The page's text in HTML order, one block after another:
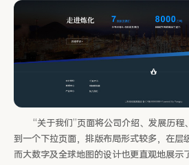
“关于我们”页面将公司介绍、发展历
到一个下拉页面，排版布局形式较多，在层
而大数字及全球地图的设计也更直观地展示